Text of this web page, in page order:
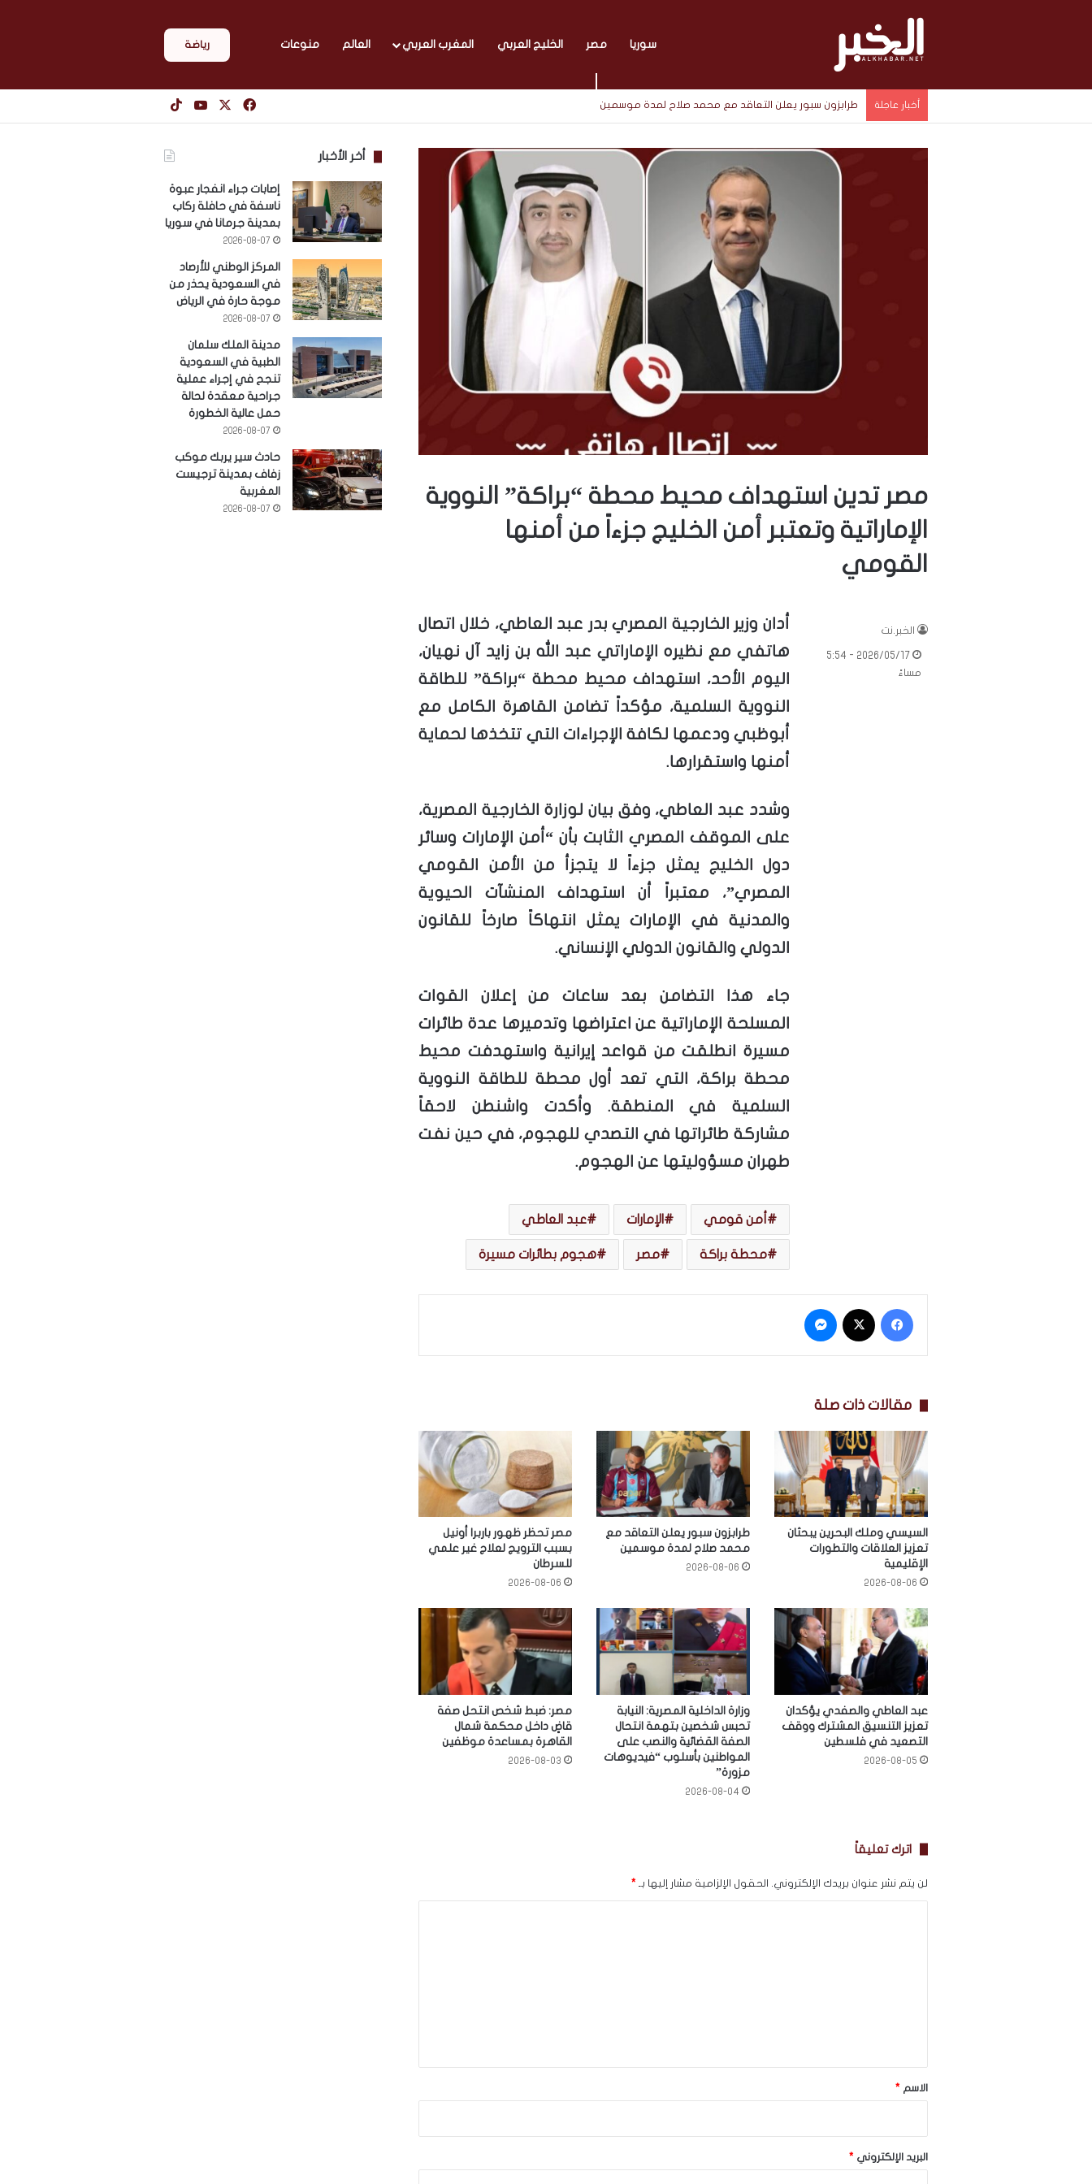
سوريا مصر الخليج العربي المغرب العربي العالم منوعات رياضة
أخبار عاجلة طرابزون سبور يعلن التعاقد مع محمد صلاح لمدة موسمين فيسبوك‫YouTube
مصر تدين استهداف محيط محطة “براكة” النووية
الإماراتية وتعتبر أمن الخليج جزءاً من أمنها
القومي
أدان وزير الخارجية المصري بدر عبد العاطي، خلال اتصال
هاتفي مع نظيره الإماراتي عبد الله بن زايد آل نهيان،
اليوم الأحد، استهداف محيط محطة “براكة” للطاقة
النووية السلمية، مؤكداً تضامن القاهرة الكامل مع
أبوظبي ودعمها لكافة الإجراءات التي تتخذها لحماية
أمنها واستقرارها.
وشدد عبد العاطي، وفق بيان لوزارة الخارجية المصرية،
على الموقف المصري الثابت بأن “أمن الإمارات وسائر
دول الخليج يمثل جزءاً لا يتجزأ من الأمن القومي
المصري”، معتبراً أن استهداف المنشآت الحيوية
والمدنية في الإمارات يمثل انتهاكاً صارخاً للقانون
الدولي والقانون الدولي الإنساني.
جاء هذا التضامن بعد ساعات من إعلان القوات
المسلحة الإماراتية عن اعتراضها وتدميرها عدة طائرات
مسيرة انطلقت من قواعد إيرانية واستهدفت محيط
محطة براكة، التي تعد أول محطة للطاقة النووية
السلمية في المنطقة. وأكدت واشنطن لاحقاً
مشاركة طائراتها في التصدي للهجوم، في حين نفت
طهران مسؤوليتها عن الهجوم.
أمن قومي الإمارات عبد العاطي
محطة براكة مصر هجوم بطائرات مسيرة
الخبر.نت
2026/05/17 - 5:54
مساءً
فيسبوك
مقالات ذات صلة
السيسي وملك البحرين يبحثان
تعزيز العلاقات والتطورات
الإقليمية
2026-08-06
طرابزون سبور يعلن التعاقد مع
محمد صلاح لمدة موسمين
2026-08-06
مصر تحظر ظهور باربرا أونيل
بسبب الترويج لعلاج غير علمي
للسرطان
2026-08-06
عبد العاطي والصفدي يؤكدان
تعزيز التنسيق المشترك ووقف
التصعيد في فلسطين
2026-08-05
وزارة الداخلية المصرية: النيابة
تحبس شخصين بتهمة انتحال
الصفة القضائية والنصب على
المواطنين بأسلوب “فيديوهات
مزورة”
2026-08-04
مصر: ضبط شخص انتحل صفة
قاضٍ داخل محكمة شمال
القاهرة بمساعدة موظفين
2026-08-03
اترك تعليقاً
لن يتم نشر عنوان بريدك الإلكتروني. الحقول الإلزامية مشار إليها بـ *
*
الاسم *
البريد الإلكتروني *
أخر الأخبار
إصابات جراء انفجار عبوة
ناسفة في حافلة ركاب
بمدينة جرمانا في سوريا
2026-08-07
المركز الوطني للأرصاد
في السعودية يحذر من
موجة حارة في الرياض
2026-08-07
مدينة الملك سلمان
الطبية في السعودية
تنجح في إجراء عملية
جراحية معقدة لحالة
حمل عالية الخطورة
2026-08-07
حادث سير يربك موكب
زفاف بمدينة ترجيست
المغربية
2026-08-07